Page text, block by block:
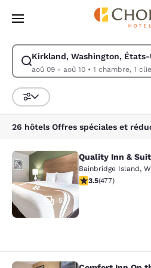
Sauter à Contenu Principal
Kirkland, Washington, États-
aoû 09 - aoû 10• 1 chambre,
Modifier la recherche pour Kirkland,
Triez et filtrez
Quality Inn &
53
Quality Inn &
Bainbridge Island,
3.54 étoiles. Bien.
3.5(477)